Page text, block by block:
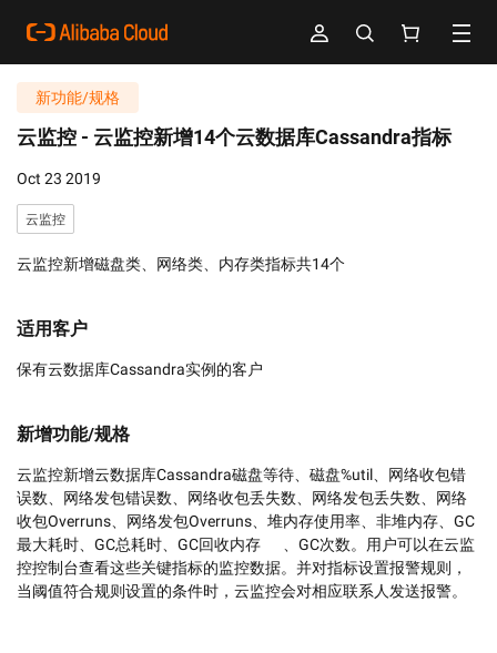
新功能/规格
云监控 - 云监控新增14个云数据库Cassandra指标
Oct 23 2019
云监控
云监控新增磁盘类、网络类、内存类指标共14个
适用客户
保有云数据库Cassandra实例的客户
新增功能/规格
云监控新增云数据库Cassandra磁盘等待、磁盘%util、网络收包错
误数、网络发包错误数、网络收包丢失数、网络发包丢失数、网络
收包Overruns、网络发包Overruns、堆内存使用率、非堆内存、GC
最大耗时、GC总耗时、GC回收内存	、GC次数。用户可以在云监
控控制台查看这些关键指标的监控数据。并对指标设置报警规则，
当阈值符合规则设置的条件时，云监控会对相应联系人发送报警。